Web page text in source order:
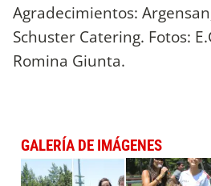
Agradecimientos:
Schuster Catering. Fotos:
Romina Giunta.
GALERÍA DE IMÁGENES